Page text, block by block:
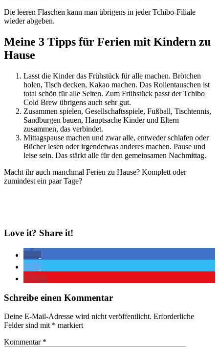
Die leeren Flaschen kann man übrigens in jeder Tchibo-Filiale
wieder abgeben.
Meine 3 Tipps für Ferien mit Kindern zu
Hause
Lasst die Kinder das Frühstück für alle machen. Brötchen
holen, Tisch decken, Kakao machen. Das Rollentauschen ist
total schön für alle Seiten. Zum Frühstück passt der Tchibo
Cold Brew übrigens auch sehr gut.
Zusammen spielen, Gesellschaftsspiele, Fußball, Tischtennis,
Sandburgen bauen, Hauptsache Kinder und Eltern
zusammen, das verbindet.
Mittagspause machen und zwar alle, entweder schlafen oder
Bücher lesen oder irgendetwas anderes machen. Pause und
leise sein. Das stärkt alle für den gemeinsamen Nachmittag.
Macht ihr auch manchmal Ferien zu Hause? Komplett oder
zumindest ein paar Tage?
Love it? Share it!
Schreibe einen Kommentar
Deine E-Mail-Adresse wird nicht veröffentlicht. Erforderliche
Felder sind mit * markiert
Kommentar *